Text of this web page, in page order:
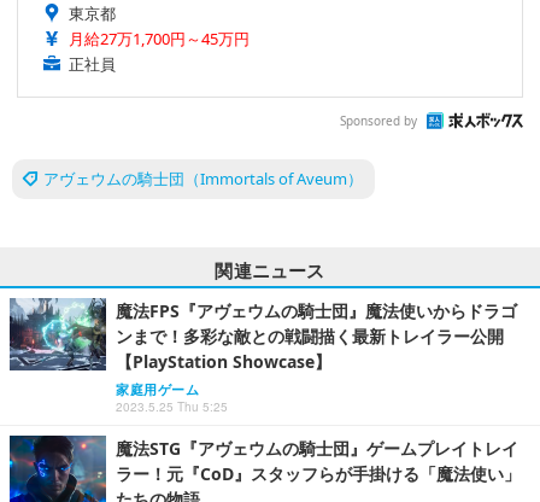
東京都
月給27万1,700円～45万円
正社員
Sponsored by
アヴェウムの騎士団（Immortals of Aveum）
関連ニュース
魔法FPS『アヴェウムの騎士団』魔法使いからドラゴ
ンまで！多彩な敵との戦闘描く最新トレイラー公開
【PlayStation Showcase】
家庭用ゲーム
2023.5.25 Thu 5:25
魔法STG『アヴェウムの騎士団』ゲームプレイトレイ
ラー！元『CoD』スタッフらが手掛ける「魔法使い」